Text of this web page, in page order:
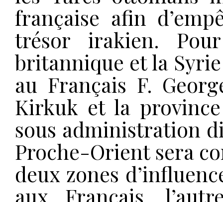
française afin
trésor irakien.
britannique et la
au Français F.
Kirkuk et la
sous administration
Proche-Orient sera
deux zones
aux Français,